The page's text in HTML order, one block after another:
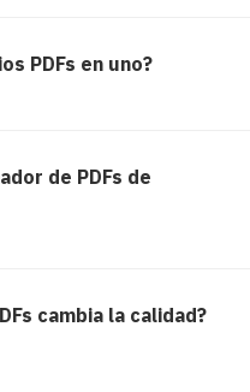
PDFs en uno?
de PDFs de
cambia la calidad?